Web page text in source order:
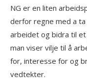
NG er en liten
derfor regne med a
arbeidet og bidra til
man viser vilje til å
for, interesse for og
vedtekter.